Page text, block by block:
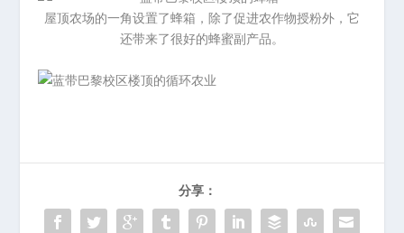
屋顶农场的一角设置了蜂箱，除了促进农作物授粉外，它
还带来了很好的蜂蜜副产品。
分享：